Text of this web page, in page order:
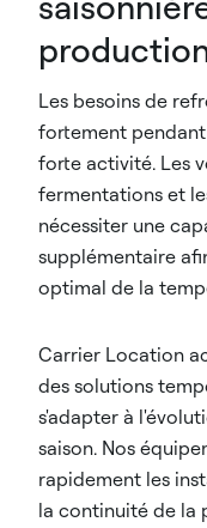
Les besoins de
fortement
forte activité. Les
fermentations et
nécessiter une
supplémentaire
optimal de la
Carrier Location
des solutions
s'adapter à
saison. Nos
rapidement les
la continuité de la